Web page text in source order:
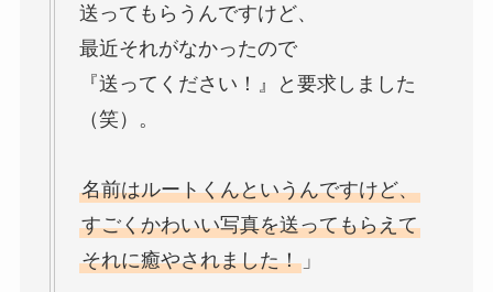
送ってもらうんですけど、
最近それがなかったので
『送ってください！』と要求しました
（笑）。
名前はルートくんというんですけど、
すごくかわいい写真を送ってもらえて
それに癒やされました！」